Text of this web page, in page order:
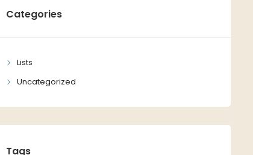
Categories
Lists
Uncategorized
Tags